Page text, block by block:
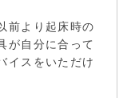
前より起床時の
が自分に合って
イスをいただけ